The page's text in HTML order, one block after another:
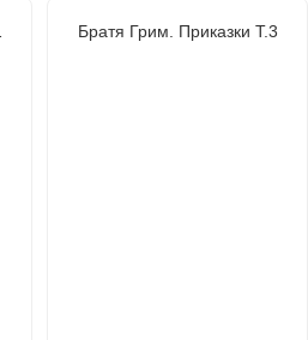
Братя Грим. Приказки Т.3